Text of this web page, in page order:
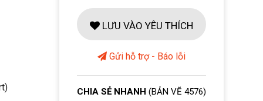
LƯU VÀO YÊU THÍCH
Gửi hỗ trợ - Báo lỗi
CHIA SẺ NHANH (BẢN VẼ 4576)